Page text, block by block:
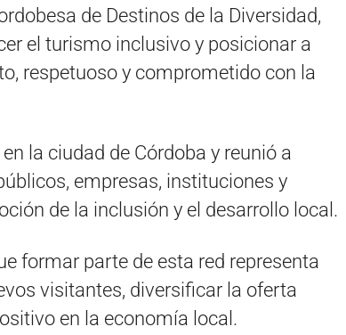
de Destinos de la Diversidad,
el turismo inclusivo y posicionar a
respetuoso y comprometido con la
la ciudad de Córdoba y reunió a
empresas, instituciones y
de la inclusión y el desarrollo local.
formar parte de esta red representa
visitantes, diversificar la oferta
en la economía local.